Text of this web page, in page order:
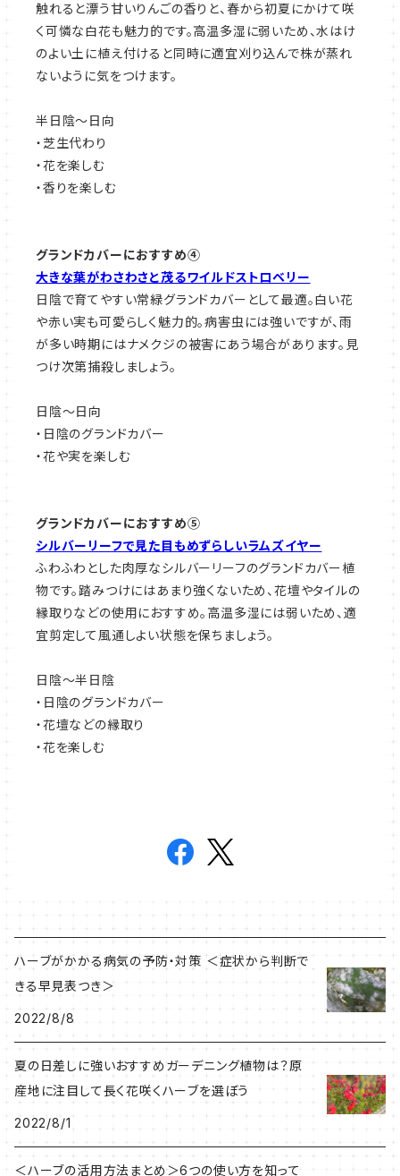
触れると漂う甘いりんごの香りと、春から初夏にかけて咲
く可憐な白花も魅力的です。高温多湿に弱いため、水はけ
のよい土に植え付けると同時に適宜刈り込んで株が蒸れ
ないように気をつけます。
半日陰～日向
・芝生代わり
・花を楽しむ
・香りを楽しむ
グランドカバーにおすすめ④
大きな葉がわさわさと茂るワイルドストロベリー
日陰で育てやすい常緑グランドカバーとして最適。白い花
や赤い実も可愛らしく魅力的。病害虫には強いですが、雨
が多い時期にはナメクジの被害にあう場合があります。見
つけ次第捕殺しましょう。
日陰～日向
・日陰のグランドカバー
・花や実を楽しむ
グランドカバーにおすすめ⑤
シルバーリーフで見た目もめずらしいラムズイヤー
ふわふわとした肉厚なシルバーリーフのグランドカバー植
物です。踏みつけにはあまり強くないため、花壇やタイルの
縁取りなどの使用におすすめ。高温多湿には弱いため、適
宜剪定して風通しよい状態を保ちましょう。
日陰～半日陰
・日陰のグランドカバー
・花壇などの縁取り
・花を楽しむ
ハーブがかかる病気の予防・対策 ＜症状から判断で
きる早見表つき＞
2022/8/8
夏の日差しに強いおすすめガーデニング植物は？原
産地に注目して長く花咲くハーブを選ぼう
2022/8/1
＜ハーブの活用方法まとめ＞6つの使い方を知って